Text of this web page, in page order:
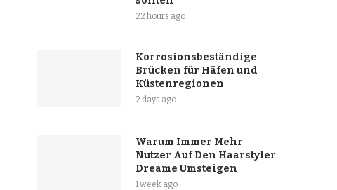
22 hours ago
Korrosionsbeständige
Brücken für Häfen und
Küstenregionen
2 days ago
Warum Immer Mehr
Nutzer Auf Den Haarstyler
Dreame Umsteigen
1 week ago